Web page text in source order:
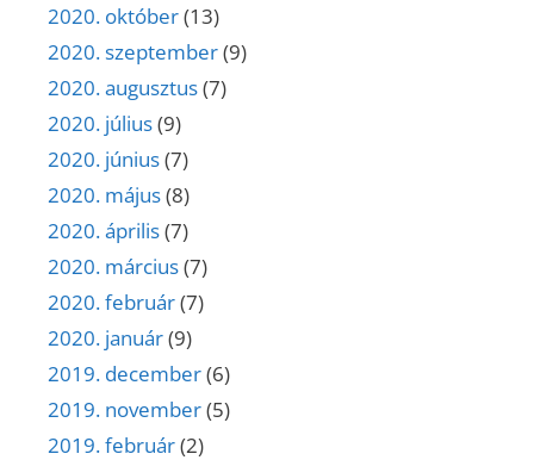
2020. október(13)
2020. szeptember(9)
2020. augusztus(7)
2020. július(9)
2020. június(7)
2020. május(8)
2020. április(7)
2020. március(7)
2020. február(7)
2020. január(9)
2019. december(6)
2019. november(5)
2019. február(2)